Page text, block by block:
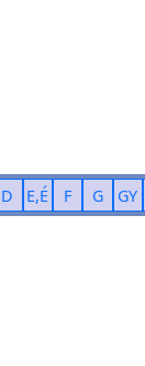
D E,É F G GY